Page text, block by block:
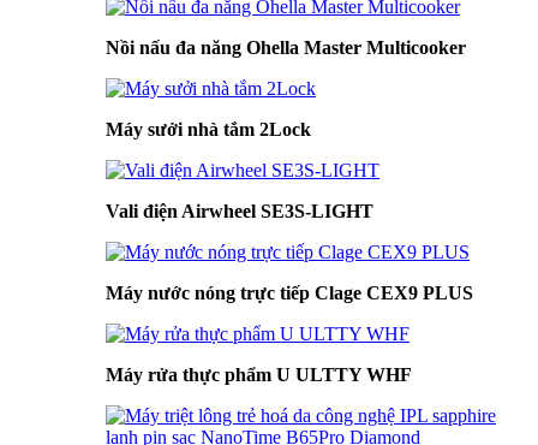
Nồi nấu đa năng Ohella Master Multicooker
Máy sưởi nhà tắm 2Lock
Vali điện Airwheel SE3S-LIGHT
Máy nước nóng trực tiếp Clage CEX9 PLUS
Máy rửa thực phẩm U ULTTY WHF